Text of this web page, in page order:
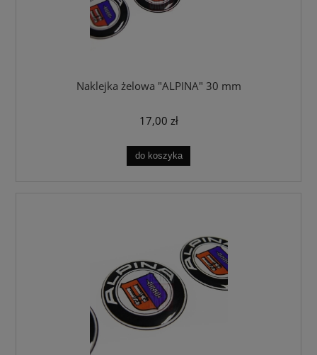
Naklejka żelowa "ALPINA" 30 mm
17,00 zł
do koszyka